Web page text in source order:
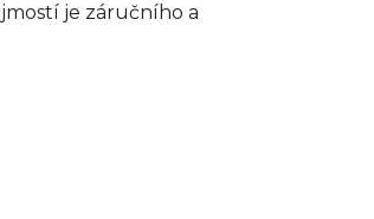
je záručního a